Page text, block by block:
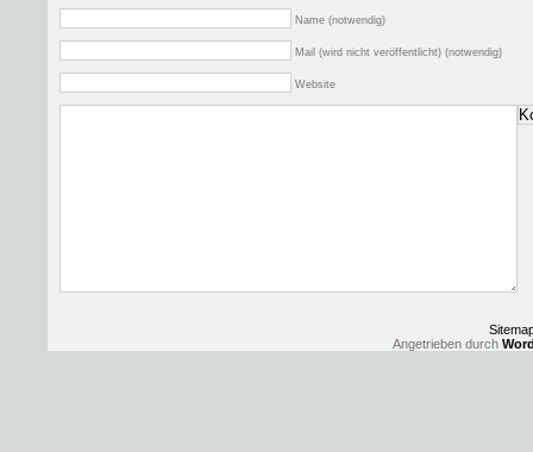
Name (notwendig)
Mail (wird nicht veröffentlicht) (notwendig)
Website
Angetrieben durch